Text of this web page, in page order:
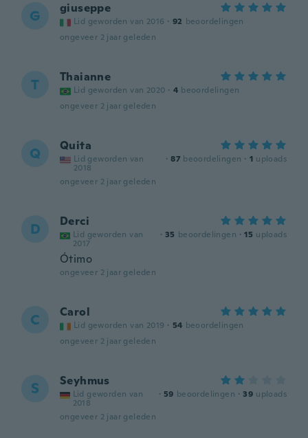
G giuseppe
Lid geworden van 2016 · 92 beoordelingen
ongeveer 2 jaar geleden
T Thaianne
Lid geworden van 2020 · 4 beoordelingen
ongeveer 2 jaar geleden
Q Quita
Lid geworden van
2018
· 87 beoordelingen · 1 uploads
ongeveer 2 jaar geleden
D Derci
Lid geworden van
2017
· 35 beoordelingen · 15 uploads
Ótimo
ongeveer 2 jaar geleden
C Carol
Lid geworden van 2019 · 54 beoordelingen
ongeveer 2 jaar geleden
S Seyhmus
Lid geworden van
2018
· 59 beoordelingen · 39 uploads
ongeveer 2 jaar geleden